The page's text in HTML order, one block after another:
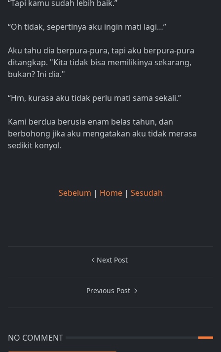
“Tapi kamu sudah lebih baik.”
“Oh tidak, sepertinya aku ingin mati lagi…”
Aku tahu dia berpura-pura, tapi aku berpura-pura
ditangkap. "Kita tidak bisa memilikinya sekarang,
bukan? Ini dia."
“Hm, kurasa aku tidak perlu mati sama sekali.”
Kami berdua berusia enam belas tahun, dan
berbohong jika aku mengatakan aku tidak merasa
sedikit konyol.
Sebelum | Home | Sesudah
Next Post
Previous Post
NO COMMENT